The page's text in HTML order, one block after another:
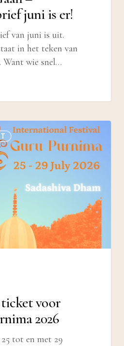
juni is er!
van juni is uit.
in het teken van
Want wie snel…
voor
2026
tot en met 29